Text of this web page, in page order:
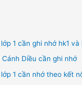
1 cần ghi nhớ hk1 và
Diều cần ghi nhớ
1 cần nhớ theo kết